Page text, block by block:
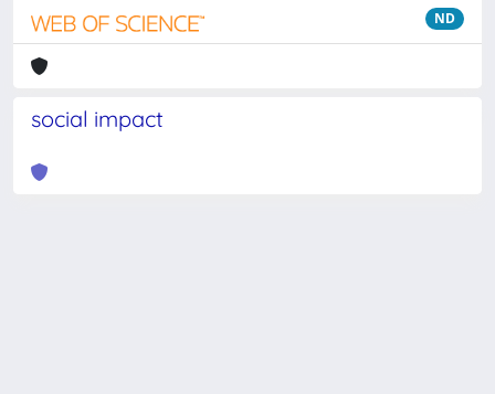
ND
social impact